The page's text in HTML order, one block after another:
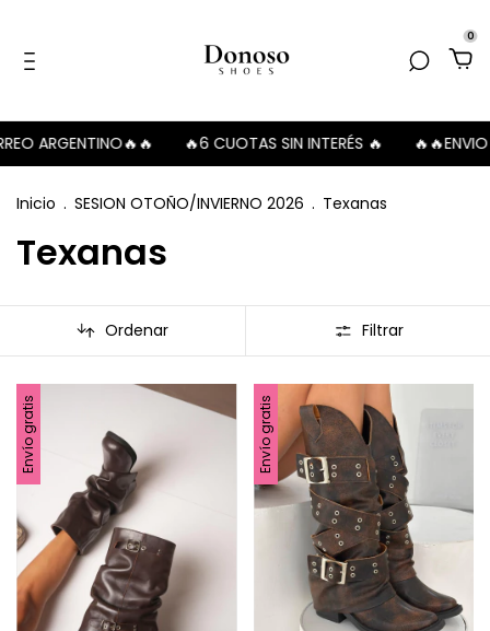
0
🔥6 CUOTAS SIN INTERÉS 🔥 🔥🔥ENVIO GRATIS A
Inicio . SESION OTOÑO/INVIERNO 2026 . Texanas
Texanas
Ordenar Filtrar
Envío gratis Envío gratis